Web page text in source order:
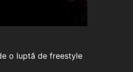
o luptă de freestyle